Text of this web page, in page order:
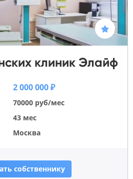
клиник Элайф
2 000 000 ₽
70000 руб/мес
43 мес
Москва
собственнику